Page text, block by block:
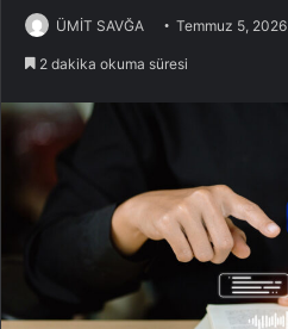
ÜMİT SAVĞA Temmuz 5, 2026
2 dakika okuma süresi